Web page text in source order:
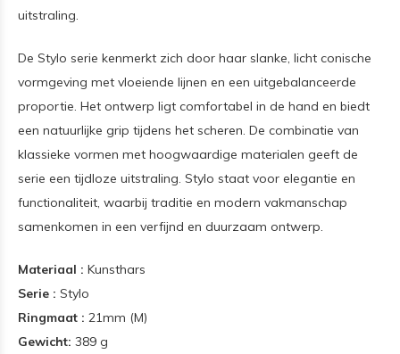
uitstraling.
De Stylo serie kenmerkt zich door haar slanke, licht conische
vormgeving met vloeiende lijnen en een uitgebalanceerde
proportie. Het ontwerp ligt comfortabel in de hand en biedt
een natuurlijke grip tijdens het scheren. De combinatie van
klassieke vormen met hoogwaardige materialen geeft de
serie een tijdloze uitstraling. Stylo staat voor elegantie en
functionaliteit, waarbij traditie en modern vakmanschap
samenkomen in een verfijnd en duurzaam ontwerp.
Materiaal : Kunsthars
Serie : Stylo
Ringmaat : 21mm (M)
Gewicht: 389 g